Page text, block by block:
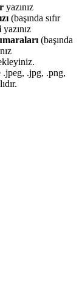
yazınız
(başında sıfır
yazınız
(başında
.jpeg, .jpg, .png,